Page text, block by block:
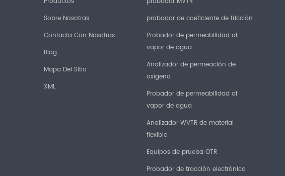
Sobre Nosotras
Contacta Con Nosotras
Blog
Mapa Del Sitio
XML
probador de coeficiente de fricción
Probador de permeabilidad al
vapor de agua
Analizador de permeación de
oxígeno
Probador de permeabilidad al
vapor de agua
Analizador WVTR de material
flexible
Equipos de prueba OTR
Probador de tracción electrónico